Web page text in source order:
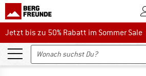
Jetzt bis zu 50% Rabatt im Sommer Sale
Jetzt bis zu 50% Rabatt im Sommer